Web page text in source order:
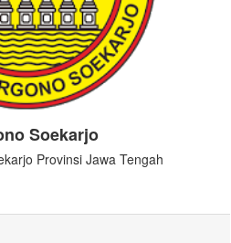
Soekarjo
Provinsi Jawa Tengah